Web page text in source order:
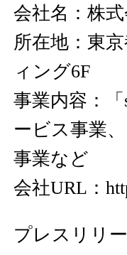
会社名：株
所在地：東
ィング6F
事業内容：
ービス事業
事業など
会社URL：
プレスリリ